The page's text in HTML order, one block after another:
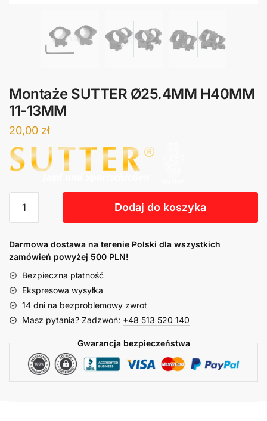
Montaże SUTTER Ø25.4MM H40MM
11-13MM
20,00 zł
Dodaj do koszyka
Darmowa dostawa na terenie Polski dla wszystkich
zamówień powyżej 500 PLN!
Bezpieczna płatność
Ekspresowa wysyłka
14 dni na bezproblemowy zwrot
Masz pytania? Zadzwoń: +48 513 520 140
Gwarancja bezpieczeństwa